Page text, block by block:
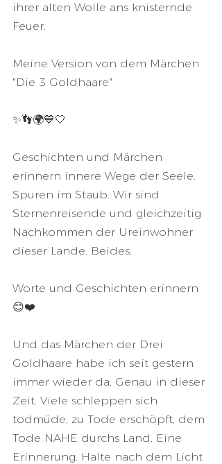
ihrer alten Wolle ans knisternde
Feuer.
Meine Version von dem Märchen
"Die 3 Goldhaare"
✨👣🌍💙🤍
Geschichten und Märchen
erinnern innere Wege der Seele.
Spuren im Staub. Wir sind
Sternenreisende und gleichzeitig
Nachkommen der Ureinwohner
dieser Lande. Beides.
Worte und Geschichten erinnern
😊❤️
Und das Märchen der Drei
Goldhaare habe ich seit gestern
immer wieder da. Genau in dieser
Zeit. Viele schleppen sich
todmüde, zu Tode erschöpft, dem
Tode NAHE durchs Land. Eine
Erinnerung. Halte nach dem Licht